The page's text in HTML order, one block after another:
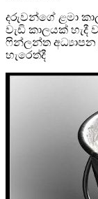
දරුවන්ගේ ළමා
වැඩි කාලයක් හැදී
ෆින්ලන්ත අධ්‍යාපන
හැරෙත්දී